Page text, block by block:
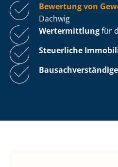
Bewertung von
Dachwig
Wertermittlungfür
Steuerliche